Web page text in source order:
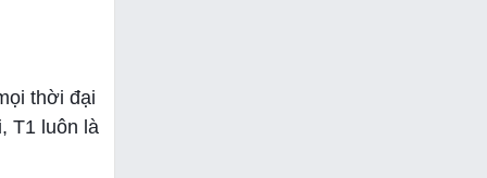
thời đại
T1 luôn là